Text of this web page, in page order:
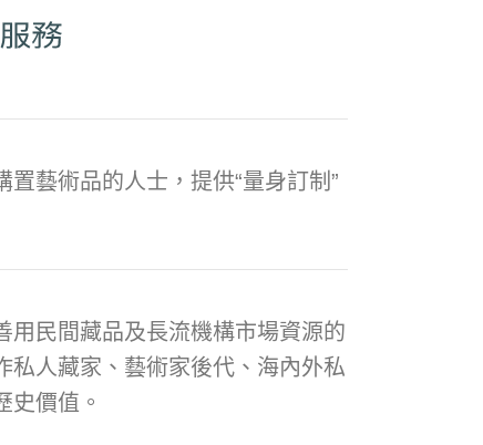
藝術品的人士，提供“量身訂制”
用民間藏品及長流機構市場資源的
私人藏家、藝術家後代、海內外私
史價值。